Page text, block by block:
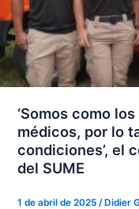
‘Somos como
médicos, por lo
condiciones’, el
del SUME
1 de abril de 2025 / Didier